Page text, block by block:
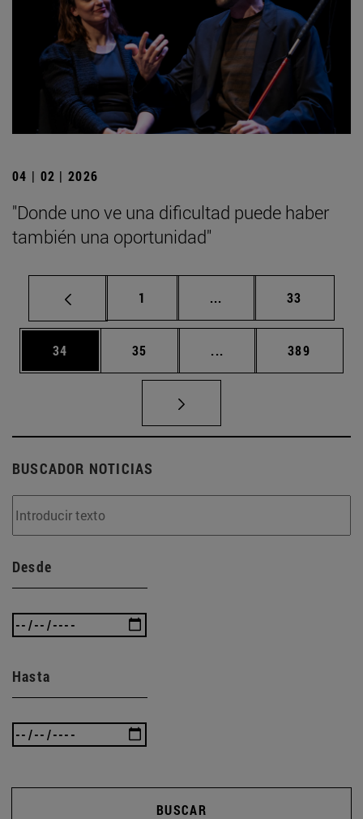
04 | 02 | 2026
"Donde uno ve una dificultad puede haber
también una oportunidad"
Página
1 ... Páginas intermedias
Página
33
Página
34 Página
35 ... Páginas intermedias
Página
389
BUSCADOR NOTICIAS
Desde
Hasta
BUSCAR